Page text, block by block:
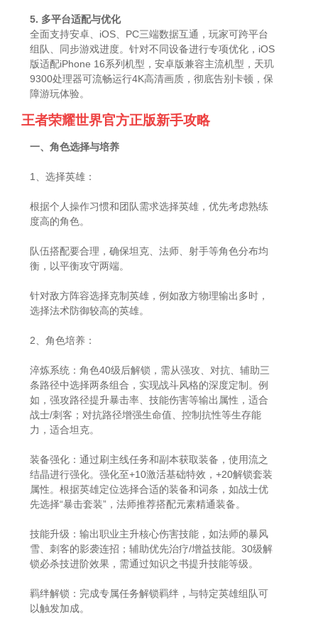
5. 多平台适配与优化
全面支持安卓、iOS、PC三端数据互通，玩家可跨平台
组队、同步游戏进度。针对不同设备进行专项优化，iOS
版适配iPhone 16系列机型，安卓版兼容主流机型，天玑
9300处理器可流畅运行4K高清画质，彻底告别卡顿，保
障游玩体验。
王者荣耀世界官方正版新手攻略
一、角色选择与培养
1、选择英雄：
根据个人操作习惯和团队需求选择英雄，优先考虑熟练
度高的角色。
队伍搭配要合理，确保坦克、法师、射手等角色分布均
衡，以平衡攻守两端。
针对敌方阵容选择克制英雄，例如敌方物理输出多时，
选择法术防御较高的英雄。
2、角色培养：
淬炼系统：角色40级后解锁，需从强攻、对抗、辅助三
条路径中选择两条组合，实现战斗风格的深度定制。例
如，强攻路径提升暴击率、技能伤害等输出属性，适合
战士/刺客；对抗路径增强生命值、控制抗性等生存能
力，适合坦克。
装备强化：通过刷主线任务和副本获取装备，使用流之
结晶进行强化。强化至+10激活基础特效，+20解锁套装
属性。根据英雄定位选择合适的装备和词条，如战士优
先选择“暴击套装”，法师推荐搭配元素精通装备。
技能升级：输出职业主升核心伤害技能，如法师的暴风
雪、刺客的影袭连招；辅助优先治疗/增益技能。30级解
锁必杀技进阶效果，需通过知识之书提升技能等级。
羁绊解锁：完成专属任务解锁羁绊，与特定英雄组队可
以触发加成。